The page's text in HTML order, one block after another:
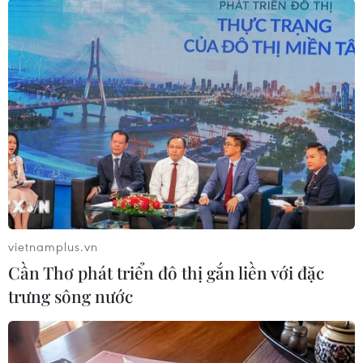
bạn trẻ tới xem và chiêm ngưỡng.
Trưởng ban công tác mặt trận thôn Hòn Thiên
Võ Sỹ Tráng cho biết: "Thôn Hòn Thiên có phong
cảnh rất đẹp với một bên là cánh đồng, một bên
là Đầm Nại, ở giữa có núi là địa điểm thu hút rất
nhiều nhiếp ảnh gia ở Việt Nam sáng tác ảnh.
Việc anh Nguyễn Thái Lai thực hiện những bức
bích họa quanh làng rất độc đáo, tạo thêm vẻ
đẹp mới nên được người dân trong làng rất ủng
đến hấp dẫn, qua đó giới thiệu vẻ đẹp của Ninh
Thuận tới du khách, tạo thêm việc làm cho
người dân địa phương."
Ghé làng bích họa Hòn Thiên, ngoài tham quan,
vietnamplus.vn
Cần Thơ phát triển đô thị gắn liền với đặc
trưng sông nước